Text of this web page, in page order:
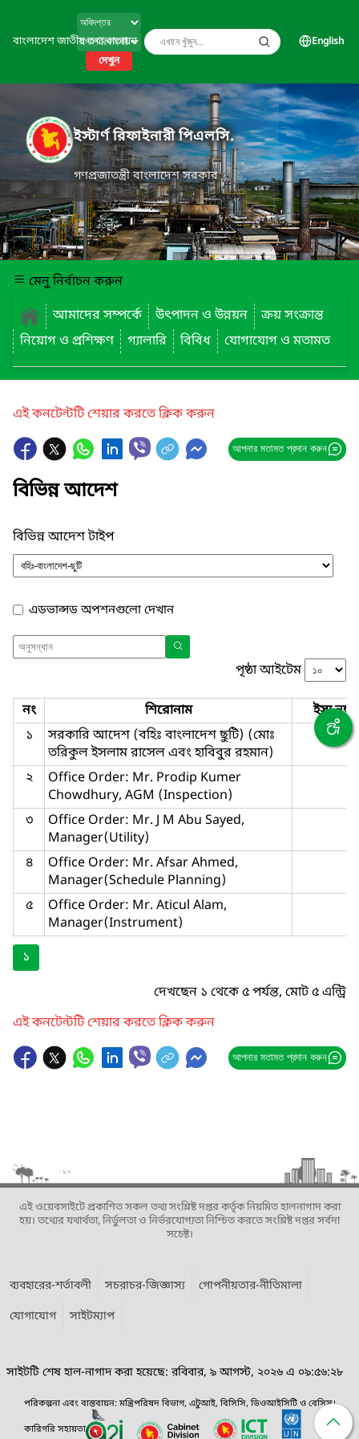
বাংলাদেশ জাতীয় তথ্য বাতায়ন
দেখুন
English
ইস্টার্ণ রিফাইনারী পিএলসি.
গণপ্রজাতন্ত্রী বাংলাদেশ সরকার
মেনু নির্বাচন করুন
আমাদের সম্পর্কে
উৎপাদন ও উন্নয়ন
ক্রয় সংক্রান্ত
নিয়োগ ও প্রশিক্ষণ
গ্যালারি বিবিধ যোগাযোগ ও মতামত
এই কনটেন্টটি শেয়ার করতে ক্লিক করুন
আপনার মতামত প্রদান করুন
বিভিন্ন আদেশ
বিভিন্ন আদেশ টাইপ
এডভান্সড অপশনগুলো দেখান
পৃষ্ঠা আইটেম
নং শিরোনাম
ইস্যু নম্বর
১
সরকারি আদেশ (বহিঃ বাংলাদেশ ছুটি) (মোঃ
তরিকুল ইসলাম রাসেল এবং হাবিবুর রহমান)
২
Office Order: Mr. Prodip Kumer
Chowdhury, AGM (Inspection)
৩
Office Order: Mr. J M Abu Sayed,
Manager(Utility)
৪
Office Order: Mr. Afsar Ahmed,
Manager(Schedule Planning)
৫
Office Order: Mr. Aticul Alam,
Manager(Instrument)
১
দেখছেন ১ থেকে ৫ পর্যন্ত, মোট ৫ এন্ট্রি
এই কনটেন্টটি শেয়ার করতে ক্লিক করুন
আপনার মতামত প্রদান করুন
এই ওয়েবসাইটে প্রকাশিত সকল তথ্য সংশ্লিষ্ট দপ্তর কর্তৃক নিয়মিত হালনাগাদ করা
হয়। তথ্যের যথার্থতা, নির্ভুলতা ও নির্ভরযোগ্যতা নিশ্চিত করতে সংশ্লিষ্ট দপ্তর সর্বদা
সচেষ্ট।
ব্যবহারের-শর্তাবলী সচরাচর-জিজ্ঞাস্য
গোপনীয়তার-নীতিমালা
যোগাযোগ
সাইটম্যাপ
সাইটটি শেষ হাল-নাগাদ করা হয়েছে: রবিবার, ৯ আগস্ট, ২০২৬ এ ০৯:৫৬:২৮
পরিকল্পনা এবং বাস্তবায়ন: মন্ত্রিপরিষদ বিভাগ, এটুআই, বিসিসি, ডিওআইসিটি ও বেসিস।
কারিগরি সহায়তা